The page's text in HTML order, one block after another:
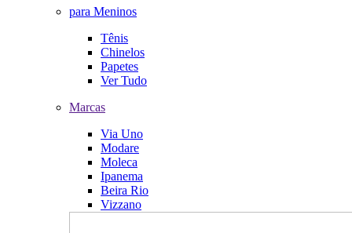
para Meninos
Tênis
Chinelos
Papetes
Ver Tudo
Marcas
Via Uno
Modare
Moleca
Ipanema
Beira Rio
Vizzano